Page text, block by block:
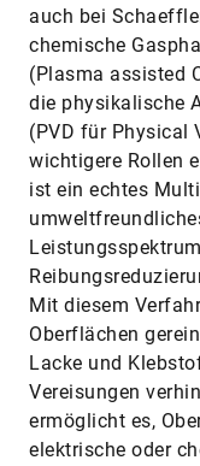
auch bei
chemische
(Plasma assisted
die physikalische
(PVD für Physical
wichtigere Rollen
ist ein echtes
Mit diesem
Oberflächen
Lacke und
Vereisungen
ermöglicht es,
elektrische oder